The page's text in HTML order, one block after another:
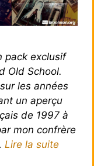
pack exclusif
Old School.
les années
un aperçu
de 1997 à
mon confrère
Lire la suite